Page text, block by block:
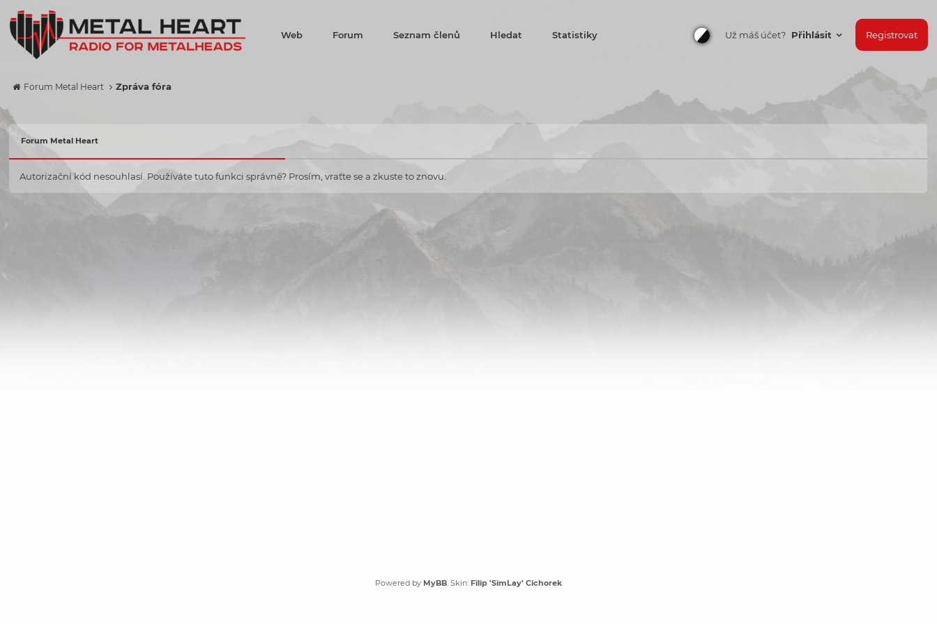
Web Forum Seznam členů Hledat Statistiky Už máš účet? Přihlásit Registrovat
Forum Metal Heart Zpráva fóra
Forum Metal Heart
Autorizační kód nesouhlasí. Používáte tuto funkci správně? Prosím, vraťte se a zkuste to znovu.
Powered by MyBB. Skin: Filip 'SimLay' Cichorek